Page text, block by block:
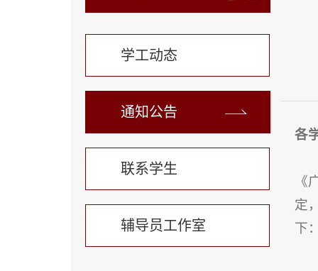
学工动态
通知公告
联系学生
辅导员工作室
各
《
定
下